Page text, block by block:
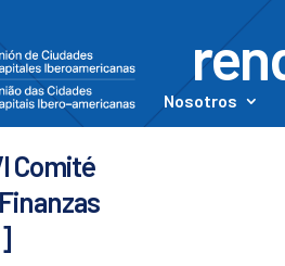
Nosotros
Comité